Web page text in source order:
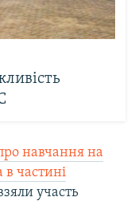
навчання на
частині
участь